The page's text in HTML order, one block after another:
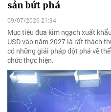
sản bứt phá
09/07/2026 21:34
Mục tiêu đưa kim ngạch xuất
USD vào năm 2027 là rất thách
có những giải pháp đột phá về
chức thực hiện.